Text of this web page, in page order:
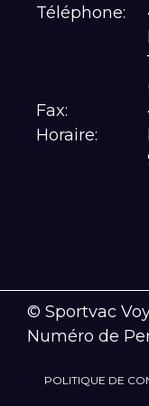
Téléphone:
Fax:
Horaire:
© Sportvac
Numéro de
POLITIQUE DE